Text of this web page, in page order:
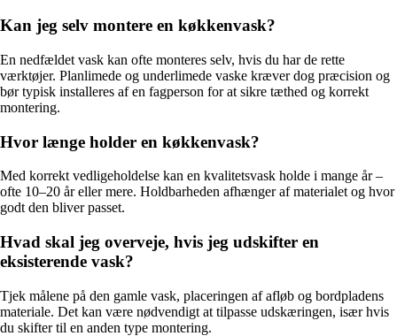
Kan jeg selv montere en køkkenvask?
En nedfældet vask kan ofte monteres selv, hvis du har de rette
værktøjer. Planlimede og underlimede vaske kræver dog præcision og
bør typisk installeres af en fagperson for at sikre tæthed og korrekt
montering.
Hvor længe holder en køkkenvask?
Med korrekt vedligeholdelse kan en kvalitetsvask holde i mange år –
ofte 10–20 år eller mere. Holdbarheden afhænger af materialet og hvor
godt den bliver passet.
Hvad skal jeg overveje, hvis jeg udskifter en
eksisterende vask?
Tjek målene på den gamle vask, placeringen af afløb og bordpladens
materiale. Det kan være nødvendigt at tilpasse udskæringen, især hvis
du skifter til en anden type montering.